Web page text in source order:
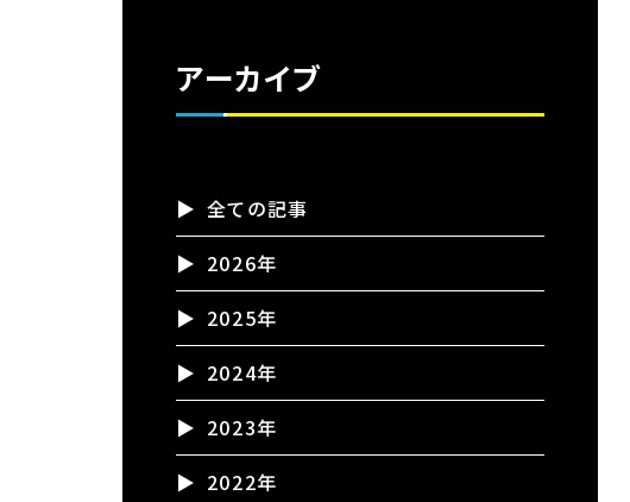
アーカイブ
全ての記事
2026年
2025年
2024年
2023年
2022年